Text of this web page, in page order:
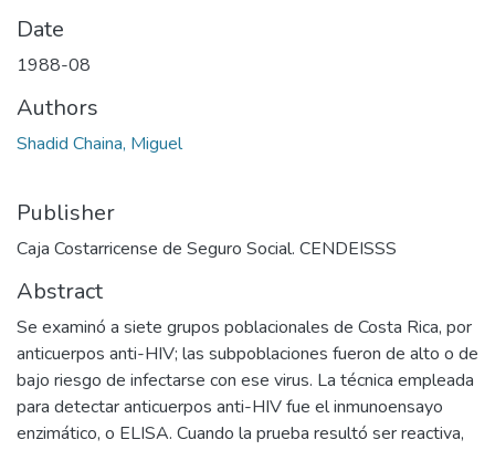
Date
1988-08
Authors
Shadid Chaina, Miguel
Publisher
Caja Costarricense de Seguro Social. CENDEISSS
Abstract
Se examinó a siete grupos poblacionales de Costa Rica, por
anticuerpos anti-HIV; las subpoblaciones fueron de alto o de
bajo riesgo de infectarse con ese virus. La técnica empleada
para detectar anticuerpos anti-HIV fue el inmunoensayo
enzimático, o ELISA. Cuando la prueba resultó ser reactiva,